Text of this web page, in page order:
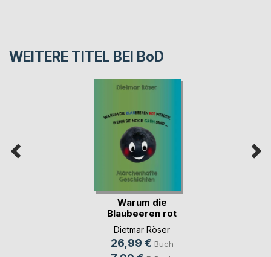
WEITERE TITEL BEI BoD
Warum die
Blaubeeren rot
werden, w(...)
Dietmar Röser
26,99 € Buch